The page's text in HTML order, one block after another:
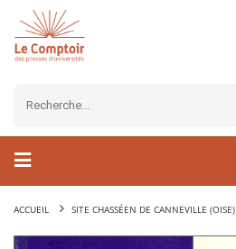
ACCUEIL SITE CHASSÉEN DE CANNEVILLE (OISE)